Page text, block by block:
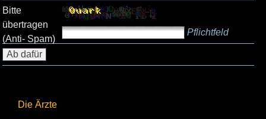
Die Ärzte
Bitte
übertragen
(Anti- Spam)
Pflichtfeld